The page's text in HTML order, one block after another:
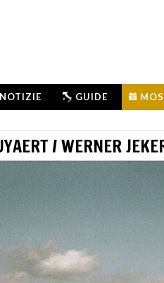
NOTIZIE GUIDE
/ WERNER